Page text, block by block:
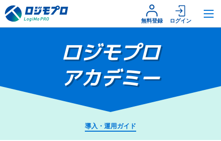
無料登録 ログイン
ロジモプロ
アカデミー
導入・運用ガイド